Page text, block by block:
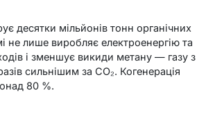
десятки мільйонів тонн органічних
не лише виробляє електроенергію та
і зменшує викиди метану — газу з
сильнішим за CO₂. Когенерація
80 %.